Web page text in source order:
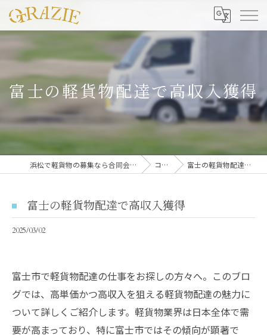
富士の軽貨物配達で高収入獲得
浜松で軽貨物の募集なら合同会社グラッツェ運送 コラム 富士の軽貨物配達で高収入獲得
富士の軽貨物配達で高収入獲得
2025/03/02
富士市で軽貨物配達の仕事をお探しの方々へ。このブロ
グでは、高単価かつ高収入を狙える軽貨物配達の魅力に
ついて詳しくご紹介します。軽貨物業界は日本全体で需
要が高まっており、特に富士市ではその傾向が顕著で